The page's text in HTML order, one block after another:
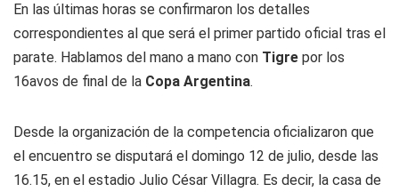
En las últimas horas se confirmaron los detalles
correspondientes al que será el primer partido oficial tras el
parate. Hablamos del mano a mano con Tigre por los
16avos de final de la Copa Argentina.
Desde la organización de la competencia oficializaron que
el encuentro se disputará el domingo 12 de julio, desde las
16.15, en el estadio Julio César Villagra. Es decir, la casa de